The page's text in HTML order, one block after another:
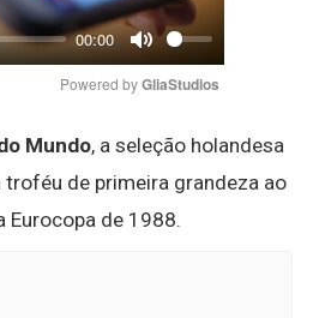
00:00
Mute
Powered by GliaStudios
Mundo, a seleção holandesa
de primeira grandeza ao
Eurocopa de 1988.